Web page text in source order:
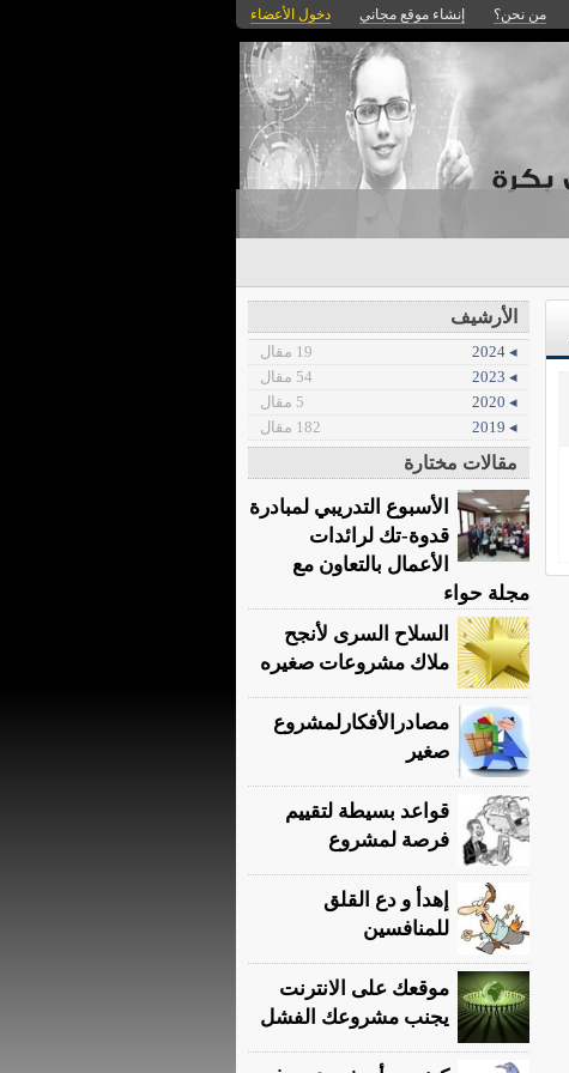
من نحن؟ إنشاء موقع مجاني دخول الأعضاء
الأرشيف
◂ 2024
19 مقال
◂ 2023
54 مقال
◂ 2020
5 مقال
◂ 2019
182 مقال
مقالات مختارة
الأسبوع التدريبي لمبادرة
قدوة-تك لرائدات
الأعمال بالتعاون مع
مجلة حواء
السلاح السرى لأنجح
ملاك مشروعات صغيره
مصادرالأفكارلمشروع
صغير
قواعد بسيطة لتقييم
فرصة لمشروع
إهدأ و دع القلق
للمنافسين
موقعك على الانترنت
يجنب مشروعك الفشل